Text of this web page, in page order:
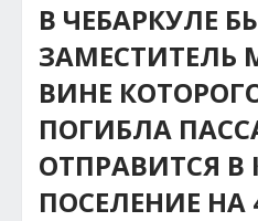
В ЧЕБАРКУЛЕ
ЗАМЕСТИТЕЛЬ
ВИНЕ
ПОГИБЛА
ОТПРАВИТСЯ
ПОСЕЛЕНИЕ НА